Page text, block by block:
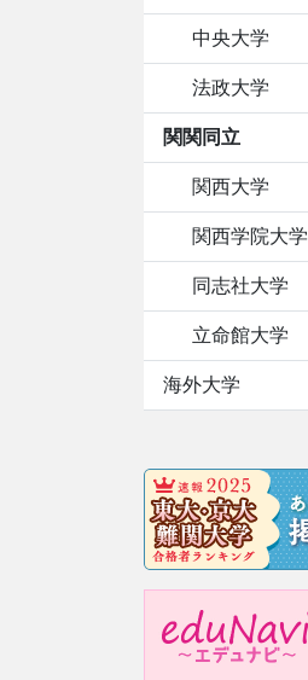
中央大学
法政大学
関関同立
関西大学
関西学院大学
同志社大学
立命館大学
海外大学